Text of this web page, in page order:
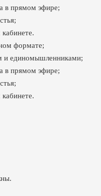
в прямом эфире;
формате;
и единомышленниками;
в прямом эфире;